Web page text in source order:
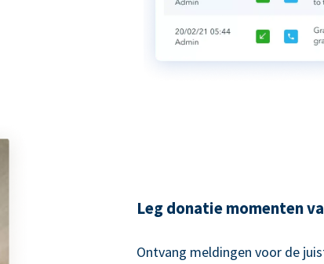
Leg donatie momenten
Ontvang meldingen voor de